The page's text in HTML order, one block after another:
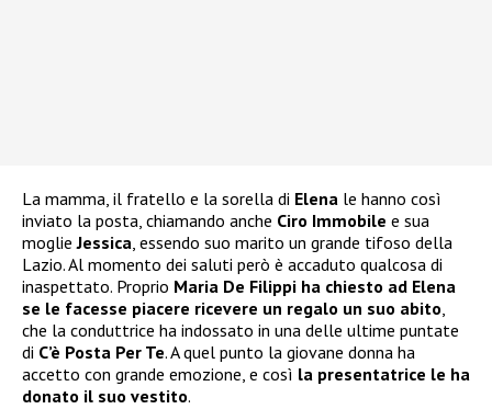
La mamma, il fratello e la sorella di Elena le hanno così
inviato la posta, chiamando anche Ciro Immobile e sua
moglieJessica, essendo suo marito un grande tifoso della
Lazio. Al momento dei saluti però è accaduto qualcosa di
inaspettato. Proprio Maria De Filippi ha chiesto ad Elena
se le facesse piacere ricevere un regalo un suo abito,
che la conduttrice ha indossato in una delle ultime puntate
di C’è Posta Per Te. A quel punto la giovane donna ha
accetto con grande emozione, e così la presentatrice le ha
donato il suo vestito.